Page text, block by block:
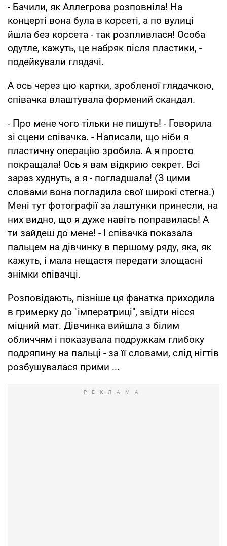
- Бачили, як Аллегрова розповніла! На
концерті вона була в корсеті, а по вулиці
йшла без корсета - так розпливлася! Особа
одутле, кажуть, це набряк після пластики, -
подейкували глядачі.
А ось через цю картки, зробленої глядачкою,
співачка влаштувала формений скандал.
- Про мене чого тільки не пишуть! - Говорила
зі сцени співачка. - Написали, що ніби я
пластичну операцію зробила. А я просто
покращала! Ось я вам відкрию секрет. Всі
зараз худнуть, а я - погладшала! (З цими
словами вона погладила свої широкі стегна.)
Мені тут фотографії за лаштунки принесли, на
них видно, що я дуже навіть поправилась! А
ти зайдеш до мене! - І співачка показала
пальцем на дівчинку в першому ряду, яка, як
кажуть, і мала нещастя передати злощасні
знімки співачці.
Розповідають, пізніше ця фанатка приходила
в гримерку до "імператриці", звідти нісся
міцний мат. Дівчинка вийшла з білим
обличчям і показувала подружкам глибоку
подряпину на пальці - за її словами, слід нігтів
розбушувалася прими ...